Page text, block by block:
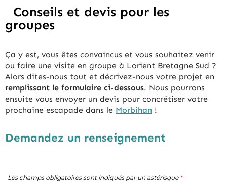
Conseils et devis pour les
groupes
Ça y est, vous êtes convaincus et vous souhaitez venir
ou faire une visite en groupe à Lorient Bretagne Sud ?
Alors dites-nous tout et décrivez-nous votre projet en
remplissant le formulaire ci-dessous. Nous pourrons
ensuite vous envoyer un devis pour concrétiser votre
prochaine escapade dans le Morbihan !
Demandez un renseignement